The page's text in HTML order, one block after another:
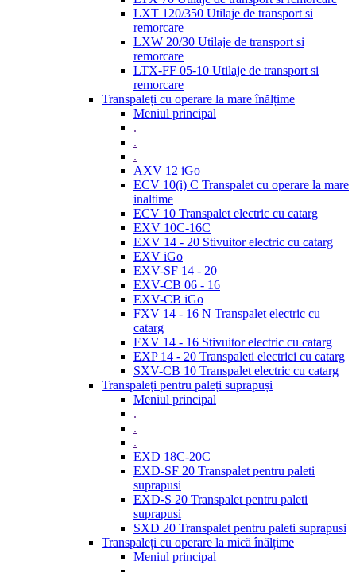
LXT 120/350 Utilaje de transport si
remorcare
LXW 20/30 Utilaje de transport si
remorcare
LTX-FF 05-10 Utilaje de transport si
remorcare
Transpaleți cu operare la mare înălțime
Meniul principal
.
.
.
AXV 12 iGo
ECV 10(i) C Transpalet cu operare la mare
inaltime
ECV 10 Transpalet electric cu catarg
EXV 10C-16C
EXV 14 - 20 Stivuitor electric cu catarg
EXV iGo
EXV-SF 14 - 20
EXV-CB 06 - 16
EXV-CB iGo
FXV 14 - 16 N Transpalet electric cu
catarg
FXV 14 - 16 Stivuitor electric cu catarg
EXP 14 - 20 Transpaleti electrici cu catarg
SXV-CB 10 Transpalet electric cu catarg
Transpaleți pentru paleți suprapuși
Meniul principal
.
.
.
EXD 18C-20C
EXD-SF 20 Transpalet pentru paleti
suprapusi
EXD-S 20 Transpalet pentru paleti
suprapusi
SXD 20 Transpalet pentru paleti suprapusi
Transpaleți cu operare la mică înălțime
Meniul principal